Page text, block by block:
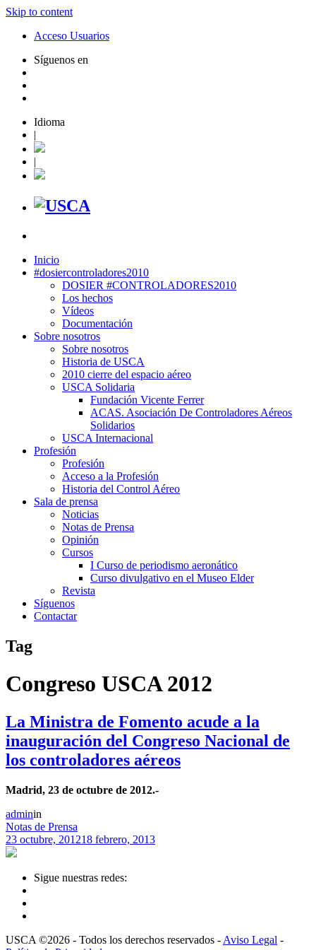
Skip to content
Acceso Usuarios
Síguenos en
Idioma
|
|
Inicio
#dosiercontroladores2010
DOSIER #CONTROLADORES2010
Los hechos
Vídeos
Documentación
Sobre nosotros
Sobre nosotros
Historia de USCA
2010 cierre del espacio aéreo
USCA Solidaria
Fundación Vicente Ferrer
ACAS. Asociación De Controladores Aéreos
Solidarios
USCA Internacional
Profesión
Profesión
Acceso a la Profesión
Historia del Control Aéreo
Sala de prensa
Noticias
Notas de Prensa
Opinión
Cursos
I Curso de periodismo aeronático
Curso divulgativo en el Museo Elder
Revista
Síguenos
Contactar
Tag
Congreso USCA 2012
La Ministra de Fomento acude a la
inauguración del Congreso Nacional de
los controladores aéreos
Madrid, 23 de octubre de 2012.-
adminin
Notas de Prensa
23 octubre, 201218 febrero, 2013
Sigue nuestras redes:
USCA ©2026 - Todos los derechos reservados - Aviso Legal -